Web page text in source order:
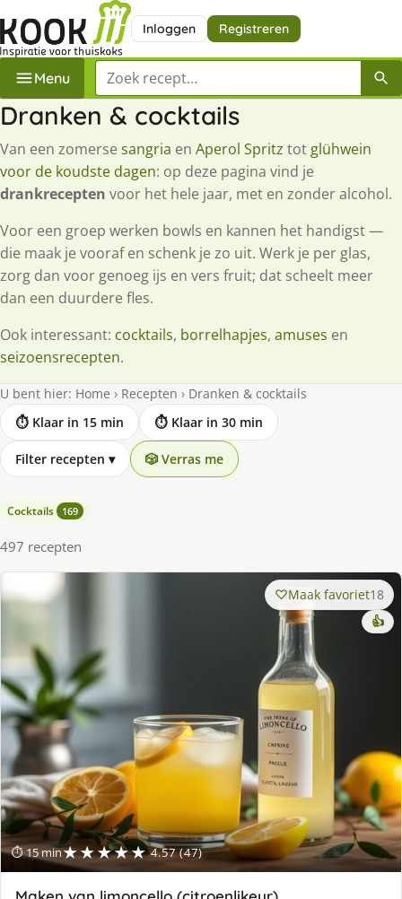
Inloggen Registreren
Menu Zoek een recept
Dranken & cocktails
Van een zomerse sangria en Aperol Spritz tot glühwein
voor de koudste dagen: op deze pagina vind je
drankrecepten voor het hele jaar, met en zonder alcohol.
Voor een groep werken bowls en kannen het handigst —
die maak je vooraf en schenk je zo uit. Werk je per glas,
zorg dan voor genoeg ijs en vers fruit; dat scheelt meer
dan een duurdere fles.
Ook interessant: cocktails, borrelhapjes, amuses en
seizoensrecepten.
U bent hier: Home › Recepten › Dranken & cocktails
⏱ Klaar in 15 min
⏱ Klaar in 30 min
Filter recepten ▾ 🎲 Verras me
Cocktails 169
497 recepten
⏱ 15 min★★★★★ 4.57 (47)
Maak favoriet18
👍